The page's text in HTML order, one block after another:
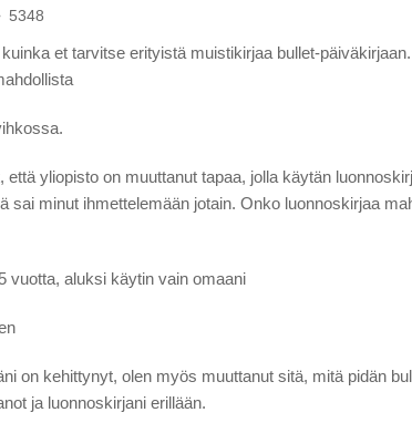
5348
et tarvitse erityistä muistikirjaa bullet-
että yliopisto on muuttanut tapaa, jolla käytän
sai minut ihmettelemään jotain. Onko luonnoskirjaa
vuotta, aluksi käytin vain omaani
on kehittynyt, olen myös muuttanut sitä, mitä pidän
ja luonnoskirjani erillään.